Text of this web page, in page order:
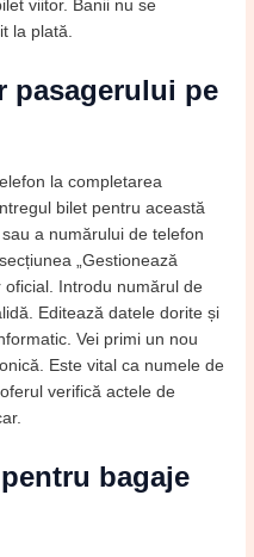
viitor. Banii nu se
la plată.
pasagerului pe
la completarea
bilet pentru această
a numărului de telefon
„Gestionează
oficial. Introdu numărul de
Editează datele dorite și
Vei primi un nou
Este vital ca numele de
verifică actele de
bagaje